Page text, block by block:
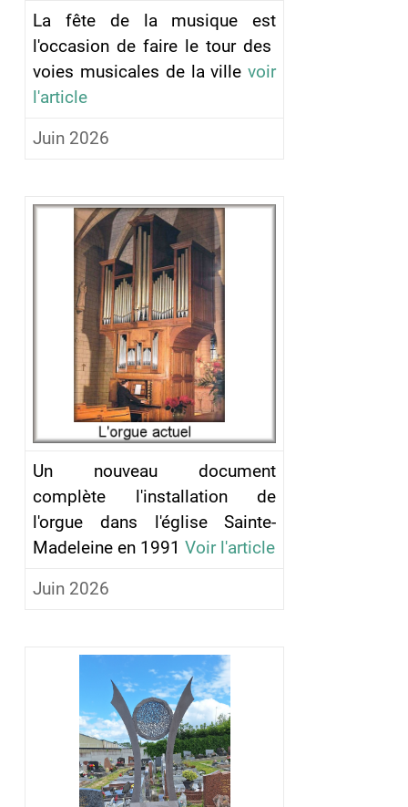
La fête de la musique est
l'occasion de faire le tour des
voies musicales de la villevoir
l'article
Juin 2026
Un nouveau document
complète l'installation de
l'orgue dans l'église Sainte-
Madeleine en 1991Voir l'article
Juin 2026